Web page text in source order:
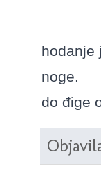
hodanje
noge.
do đige